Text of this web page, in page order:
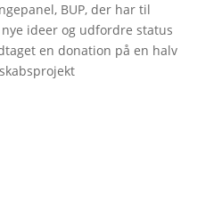
BUP, der har til
ideer og udfordre status
en donation på en halv